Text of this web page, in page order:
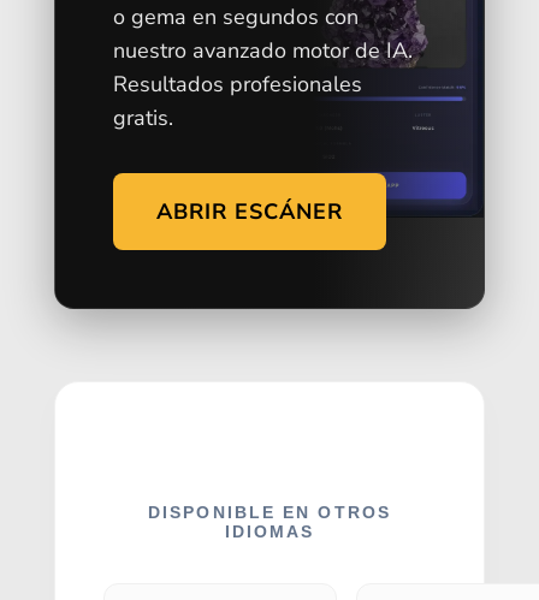
o gema en segundos con
nuestro avanzado motor de IA.
Resultados profesionales
gratis.
ABRIR ESCÁNER
DISPONIBLE EN OTROS
IDIOMAS